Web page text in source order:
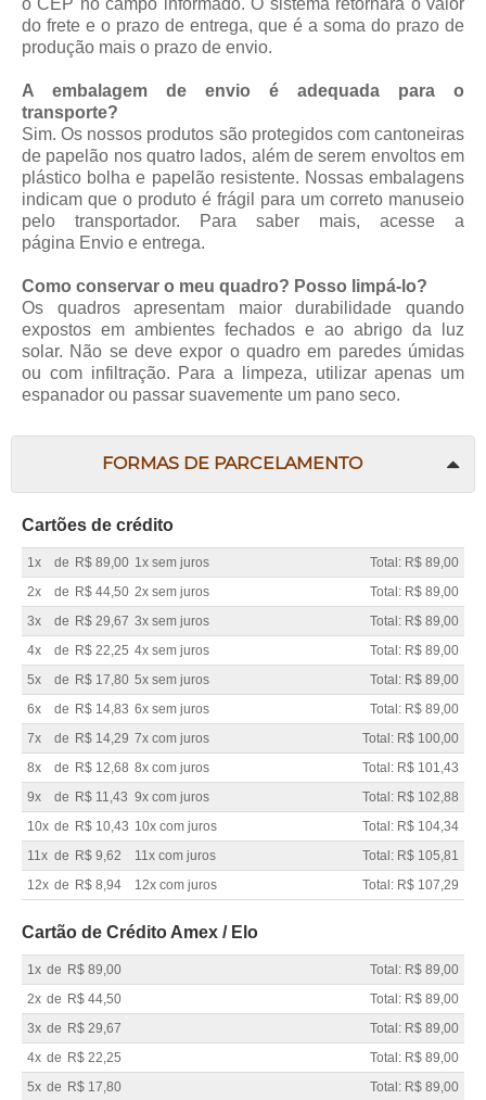
o CEP no campo informado. O sistema retornará o valor
do frete e o prazo de entrega, que é a soma do prazo de
produção mais o prazo de envio.
A embalagem de envio é adequada para o
transporte?
Sim. Os nossos produtos são protegidos com cantoneiras
de papelão nos quatro lados, além de serem envoltos em
plástico bolha e papelão resistente. Nossas embalagens
indicam que o produto é frágil para um correto manuseio
pelo transportador. Para saber mais, acesse a
página Envio e entrega.
Como conservar o meu quadro? Posso limpá-lo?
Os quadros apresentam maior durabilidade quando
expostos em ambientes fechados e ao abrigo da luz
solar. Não se deve expor o quadro em paredes úmidas
ou com infiltração. Para a limpeza, utilizar apenas um
espanador ou passar suavemente um pano seco.
FORMAS DE PARCELAMENTO
Cartões de crédito
1x de R$ 89,00 1x sem juros
Total: R$ 89,00
2x
de R$ 44,50 2x sem juros
Total: R$ 89,00
3x
de R$ 29,67 3x sem juros
Total: R$ 89,00
4x
de R$ 22,25 4x sem juros
Total: R$ 89,00
5x
de R$ 17,80 5x sem juros
Total: R$ 89,00
6x
de R$ 14,83 6x sem juros
Total: R$ 89,00
7x
de R$ 14,29 7x com juros
Total: R$ 100,00
8x
de R$ 12,68 8x com juros
Total: R$ 101,43
9x
de R$ 11,43 9x com juros
Total: R$ 102,88
10x de R$ 10,43 10x com juros
Total: R$ 104,34
11x de R$ 9,62 11x com juros
Total: R$ 105,81
12x de R$ 8,94 12x com juros Total: R$ 107,29
Cartão de Crédito Amex / Elo
1x de R$ 89,00
Total: R$ 89,00
2x de R$ 44,50
Total: R$ 89,00
3x de R$ 29,67
Total: R$ 89,00
4x de R$ 22,25
Total: R$ 89,00
5x de R$ 17,80
Total: R$ 89,00